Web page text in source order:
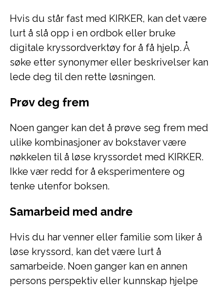
Hvis du står fast med KIRKER, kan det være
lurt å slå opp i en ordbok eller bruke
digitale kryssordverktøy for å få hjelp. Å
søke etter synonymer eller beskrivelser kan
lede deg til den rette løsningen.
Prøv deg frem
Noen ganger kan det å prøve seg frem med
ulike kombinasjoner av bokstaver være
nøkkelen til å løse kryssordet med KIRKER.
Ikke vær redd for å eksperimentere og
tenke utenfor boksen.
Samarbeid med andre
Hvis du har venner eller familie som liker å
løse kryssord, kan det være lurt å
samarbeide. Noen ganger kan en annen
persons perspektiv eller kunnskap hjelpe